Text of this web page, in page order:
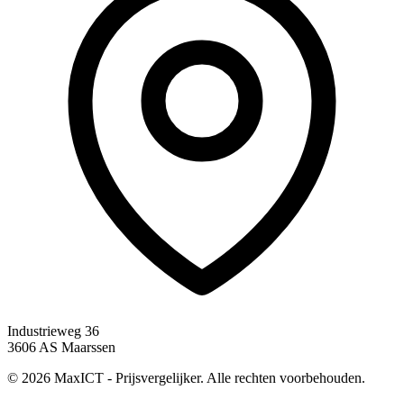
Industrieweg 36
3606 AS Maarssen
© 2026 MaxICT - Prijsvergelijker. Alle rechten voorbehouden.